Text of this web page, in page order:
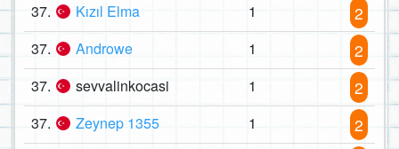
37. Kızıl Elma 1 2
37. Androwe 1 2
37. sevvalinkocasi 1 2
37. Zeynep 1355 1 2